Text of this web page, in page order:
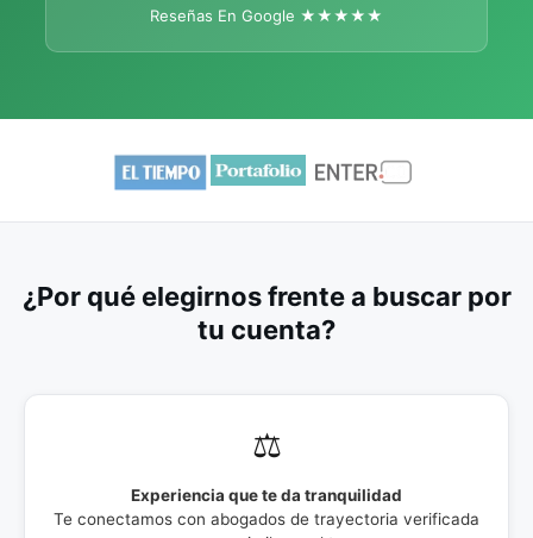
Reseñas En Google ★★★★★
¿Por qué elegirnos frente a buscar por
tu cuenta?
⚖️
Experiencia que te da tranquilidad
Te conectamos con abogados de trayectoria verificada